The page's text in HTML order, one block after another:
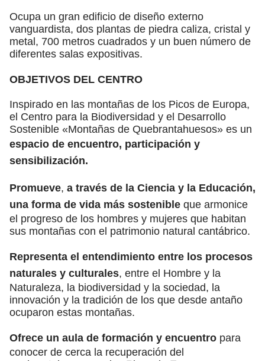
Ocupa un gran edificio de diseño externo
vanguardista, dos plantas de piedra caliza, cristal y
metal, 700 metros cuadrados y un buen número de
diferentes salas expositivas.
OBJETIVOS DEL CENTRO
Inspirado en las montañas de los Picos de Europa,
el Centro para la Biodiversidad y el Desarrollo
Sostenible «Montañas de Quebrantahuesos» es un
espacio de encuentro, participación y
sensibilización.
Promueve, a través de la Ciencia y la Educación,
una forma de vida más sostenible que armonice
el progreso de los hombres y mujeres que habitan
sus montañas con el patrimonio natural cantábrico.
Representa el entendimiento entre los procesos
naturales y culturales, entre el Hombre y la
Naturaleza, la biodiversidad y la sociedad, la
innovación y la tradición de los que desde antaño
ocuparon estas montañas.
Ofrece un aula de formación y encuentro para
conocer de cerca la recuperación del